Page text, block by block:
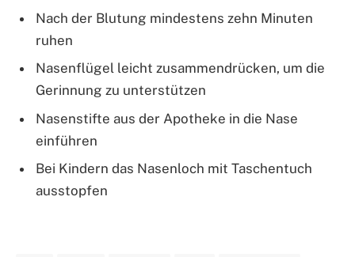
Nach der Blutung mindestens zehn Minuten
ruhen
Nasenflügel leicht zusammendrücken, um die
Gerinnung zu unterstützen
Nasenstifte aus der Apotheke in die Nase
einführen
Bei Kindern das Nasenloch mit Taschentuch
ausstopfen